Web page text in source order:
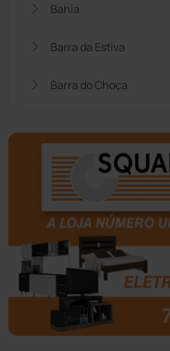
Bahia
Barra da Estiva
Barra do Choça
Bom Jesus da Lapa
Boquira
Botuporã
Brasil
Brumado